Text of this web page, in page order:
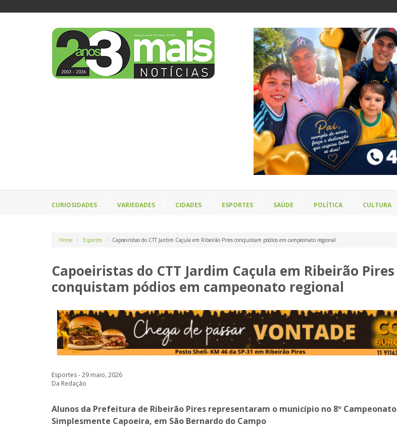
CURIOSIDADES VARIEDADES CIDADES ESPORTES SAÚDE POLÍTICA CULTURA
Home Esportes Capoeiristas do CTT Jardim Caçula em Ribeirão Pires conquistam pódios em campeonato regional
Capoeiristas do CTT Jardim Caçula em Ribeirão Pires
conquistam pódios em campeonato regional
Esportes - 29 maio, 2026
Da Redação
Alunos da Prefeitura de Ribeirão Pires representaram o município no 8º Campeonato
Simplesmente Capoeira, em São Bernardo do Campo